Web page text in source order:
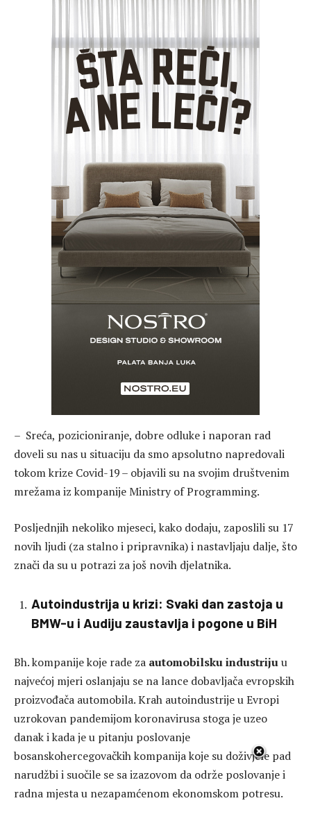
– Sreća, pozicioniranje, dobre odluke i naporan rad
doveli su nas u situaciju da smo apsolutno napredovali
tokom krize Covid-19 – objavili su na svojim društvenim
mrežama iz kompanije Ministry of Programming.
Posljednjih nekoliko mjeseci, kako dodaju, zaposlili su 17
novih ljudi (za stalno i pripravnika) i nastavljaju dalje, što
znači da su u potrazi za još novih djelatnika.
Autoindustrija u krizi: Svaki dan zastoja u
BMW-u i Audiju zaustavlja i pogone u BiH
Bh. kompanije koje rade za automobilsku industrijuu
najvećoj mjeri oslanjaju se na lance dobavljača evropskih
proizvođača automobila. Krah autoindustrije u Evropi
uzrokovan pandemijom koronavirusa stoga je uzeo
danak i kada je u pitanju poslovanje
bosanskohercegovačkih kompanija koje su doživjele pad
narudžbi i suočile se sa izazovom da održe poslovanje i
radna mjesta u nezapamćenom ekonomskom potresu.